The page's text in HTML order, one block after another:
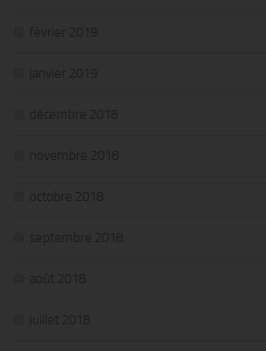
février 2019
janvier 2019
décembre 2018
novembre 2018
octobre 2018
septembre 2018
août 2018
juillet 2018